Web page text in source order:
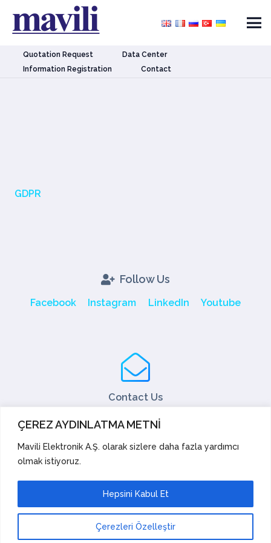
ÇEREZ AYDINLATMA METNİ
Mavili Elektronik A.Ş. olarak sizlere daha fazla yardımcı
olmak istiyoruz.
Çerezleri Özelleştir
Hepsini Kabul Et
Quotation Request
Data Center
Information Registration
Contact
GDPR
Follow Us
Facebook Instagram LinkedIn Youtube
Contact Us
Fax: +90 216 466 45 10
export@mavili.com.tr
Sales Support
Export
Academy
Suggestions and Complaints